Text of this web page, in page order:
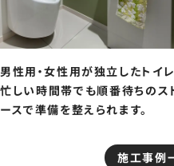
男性用・女性用が独立したトイレ
忙しい時間帯でも順番待ちのス
ースで準備を整えられます。
施工事例